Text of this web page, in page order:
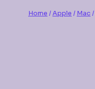
Home /Apple / Mac /